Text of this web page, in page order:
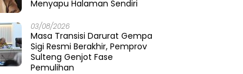
Menyapu Halaman Sendiri
03/08/2026
Masa Transisi Darurat Gempa
Sigi Resmi Berakhir, Pemprov
Sulteng Genjot Fase
Pemulihan